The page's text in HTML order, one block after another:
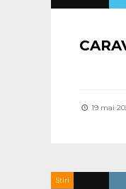
19 mai
Stiri